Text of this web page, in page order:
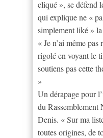
cliqué », se défend
qui explique ne «
simplement liké »
« Je n’ai même
rigolé en voyant le
soutiens pas cette
»
Un dérapage pour
du Rassemblement
Denis. « Sur ma
toutes origines, de